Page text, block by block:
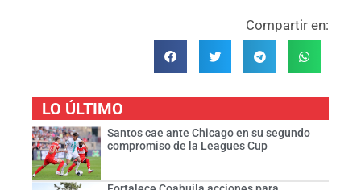
Compartir en:
LO ÚLTIMO
Santos cae ante Chicago en su segundo
compromiso de la Leagues Cup